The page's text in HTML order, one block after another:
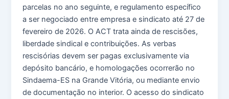
parcelas no ano seguinte, e regulamento específico
a ser negociado entre empresa e sindicato até 27 de
fevereiro de 2026. O ACT trata ainda de rescisões,
liberdade sindical e contribuições. As verbas
rescisórias devem ser pagas exclusivamente via
depósito bancário, e homologações ocorrerão no
Sindaema-ES na Grande Vitória, ou mediante envio
de documentação no interior. O acesso do sindicato